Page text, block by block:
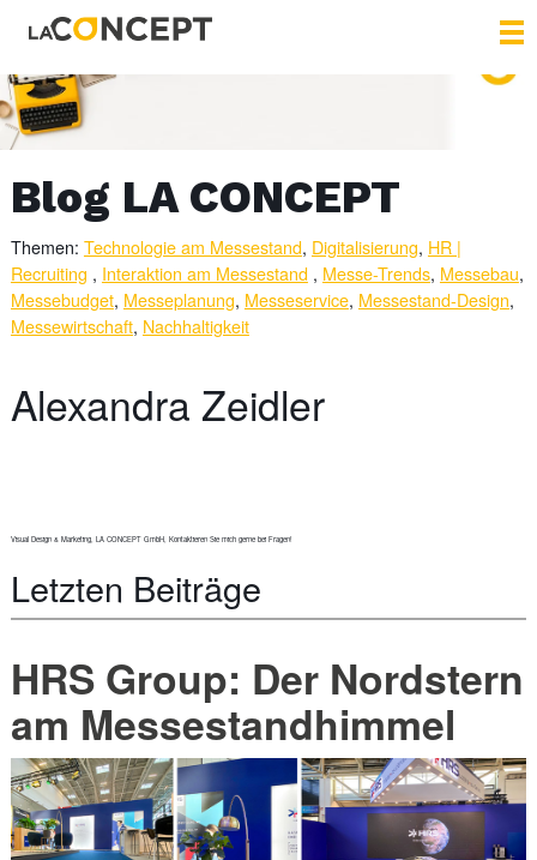
Blog LA CONCEPT
Themen: Technologie am Messestand, Digitalisierung, HR |
Recruiting , Interaktion am Messestand , Messe-Trends, Messebau,
Messebudget, Messeplanung, Messeservice, Messestand-Design,
Messewirtschaft, Nachhaltigkeit
Alexandra Zeidler
Visual Design & Marketing, LA CONCEPT GmbH, Kontaktieren Sie mich gerne bei Fragen!
Letzten Beiträge
HRS Group: Der Nordstern
am Messestandhimmel